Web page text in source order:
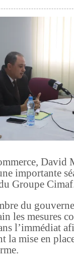
David
importante
Groupe
du
les mesures
l’immédiat
la mise en